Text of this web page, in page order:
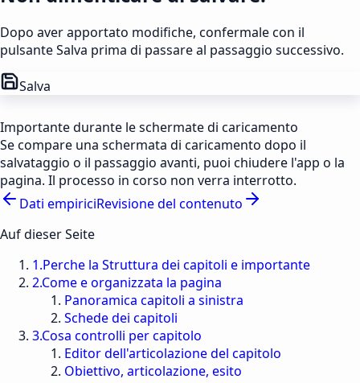
Dopo aver apportato modifiche, confermale con il
pulsante Salva prima di passare al passaggio successivo.
Salva
Importante durante le schermate di caricamento
Se compare una schermata di caricamento dopo il
salvataggio o il passaggio avanti, puoi chiudere l'app o la
pagina. Il processo in corso non verra interrotto.
Dati empiriciRevisione del contenuto
Auf dieser Seite
1.Perche la Struttura dei capitoli e importante
2.Come e organizzata la pagina
Panoramica capitoli a sinistra
Schede dei capitoli
3.Cosa controlli per capitolo
Editor dell'articolazione del capitolo
Obiettivo, articolazione, esito